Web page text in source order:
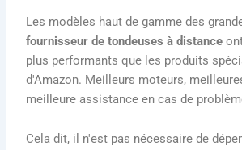
Les modèles haut de gamme des
fournisseur de tondeuses à distance
plus performants que les produits
d'Amazon. Meilleurs moteurs,
meilleure assistance en cas de
Cela dit, il n'est pas nécessaire de